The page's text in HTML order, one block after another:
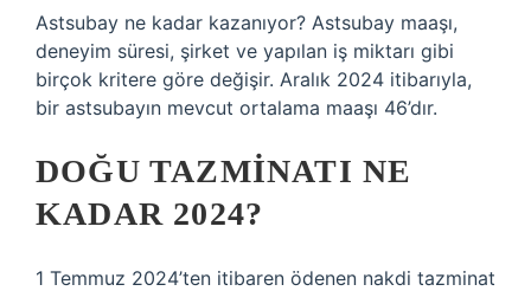
Astsubay ne kadar kazanıyor? Astsubay maaşı,
deneyim süresi, şirket ve yapılan iş miktarı gibi
birçok kritere göre değişir. Aralık 2024 itibarıyla,
bir astsubayın mevcut ortalama maaşı 46’dır.
DOĞU TAZMINATI NE
KADAR 2024?
1 Temmuz 2024’ten itibaren ödenen nakdi tazminat